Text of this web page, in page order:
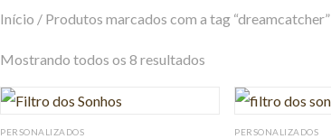
Início / Produtos marcados com a tag “dreamcatcher”
Mostrando todos os 8 resultados
PERSONALIZADOS PERSONALIZADOS